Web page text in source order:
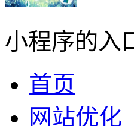
小程序的入
首页
网站优化